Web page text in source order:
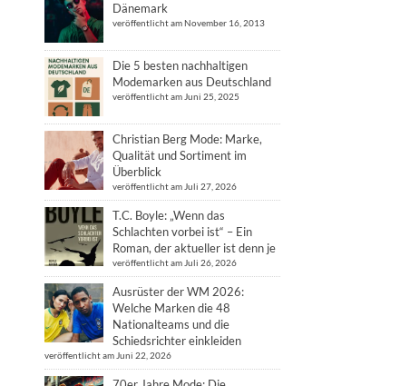
Dänemark
veröffentlicht am November 16, 2013
Die 5 besten nachhaltigen
Modemarken aus Deutschland
veröffentlicht am Juni 25, 2025
Christian Berg Mode: Marke,
Qualität und Sortiment im
Überblick
veröffentlicht am Juli 27, 2026
T.C. Boyle: „Wenn das
Schlachten vorbei ist“ – Ein
Roman, der aktueller ist denn je
veröffentlicht am Juli 26, 2026
Ausrüster der WM 2026:
Welche Marken die 48
Nationalteams und die
Schiedsrichter einkleiden
veröffentlicht am Juni 22, 2026